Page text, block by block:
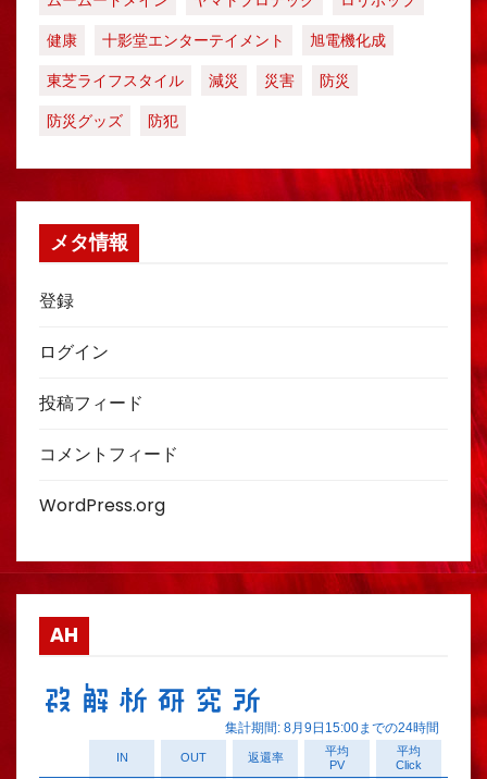
健康
十影堂エンターテイメント
旭電機化成
東芝ライフスタイル
減災 災害
防災
防災グッズ
防犯
メタ情報
登録
ログイン
投稿フィード
コメントフィード
WordPress.org
AH